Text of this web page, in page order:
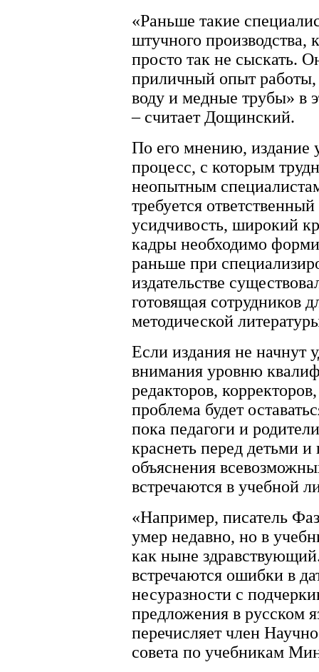
«Раньше такие
штучного производства,
просто так не сыскать.
приличный опыт работы,
воду и медные трубы» в
– считает Дощинский.
По его мнению, издание
процесс, с которым
неопытным
требуется
усидчивость, широкий
кадры необходимо
раньше при
издательстве
готовящая сотрудников
методической
Если издания не начнут
внимания уровню
редакторов,
проблема будет
пока педагоги и
краснеть перед детьми
объяснения
встречаются в учебной
«Например, писатель
умер недавно, но в
как ныне
встречаются ошибки в
несуразности с
предложения в русском
перечисляет член
совета по учебникам